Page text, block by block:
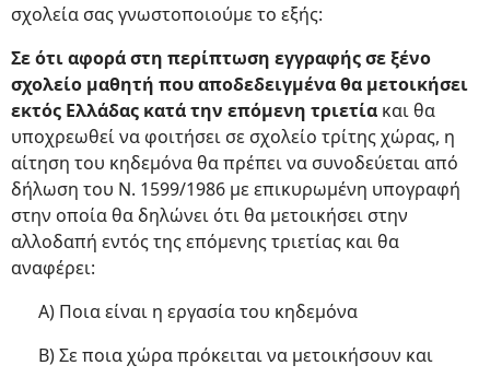
σχολεία σας γνωστοποιούμε το εξής:
Σε ότι αφορά στη περίπτωση εγγραφής σε ξένο
σχολείο μαθητή που αποδεδειγμένα θα μετοικήσει
εκτός Ελλάδας κατά την επόμενη τριετία και θα
υποχρεωθεί να φοιτήσει σε σχολείο τρίτης χώρας, η
αίτηση του κηδεμόνα θα πρέπει να συνοδεύεται από
δήλωση του Ν. 1599/1986 με επικυρωμένη υπογραφή
στην οποία θα δηλώνει ότι θα μετοικήσει στην
αλλοδαπή εντός της επόμενης τριετίας και θα
αναφέρει:
Α) Ποια είναι η εργασία του κηδεμόνα
Β) Σε ποια χώρα πρόκειται να μετοικήσουν και